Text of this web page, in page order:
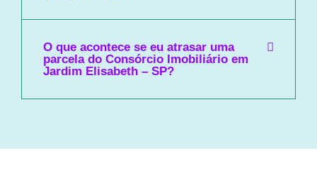
O que acontece se eu atrasar uma
parcela do Consórcio Imobiliário em
Jardim Elisabeth – SP?